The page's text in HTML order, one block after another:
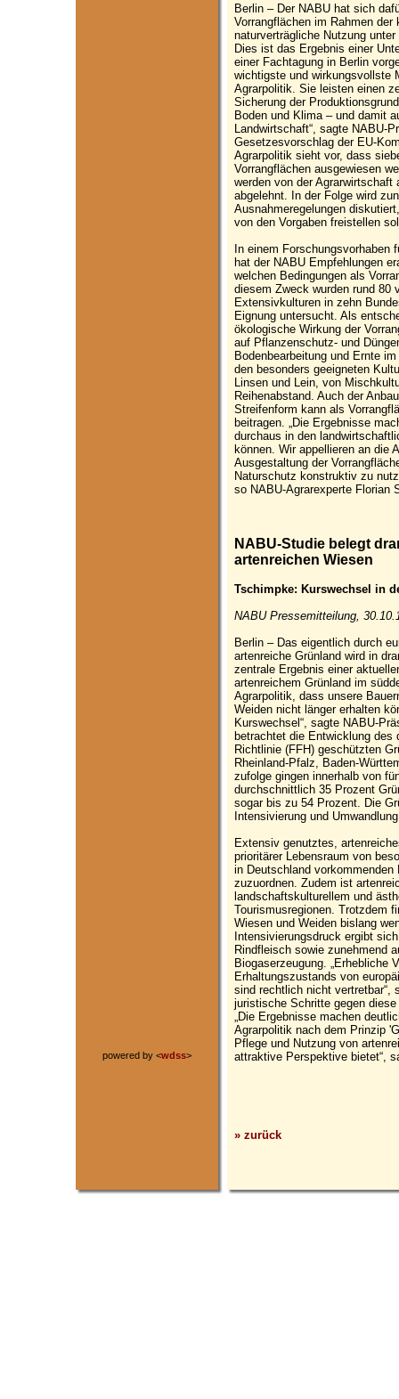
powered by <wdss>
Berlin – Der NABU hat sich
Vorrangflächen im Rahmen
naturverträgliche Nutzung
Dies ist das Ergebnis einer
einer Fachtagung in Berlin
wichtigste und wirkungsvollste
Agrarpolitik. Sie leisten einen
Sicherung der
Boden und Klima – und damit
Landwirtschaft“, sagte NABU-
Gesetzesvorschlag der EU-
Agrarpolitik sieht vor, dass
Vorrangflächen ausgewiesen
werden von der Agrarwirtschaft
abgelehnt. In der Folge wird
Ausnahmeregelungen
von den Vorgaben freistellen
In einem Forschungsvorhaben
hat der NABU Empfehlungen
welchen Bedingungen als
diesem Zweck wurden rund 80
Extensivkulturen in zehn
Eignung untersucht. Als
ökologische Wirkung der
auf Pflanzenschutz- und
Bodenbearbeitung und Ernte
den besonders geeigneten
Linsen und Lein, von
Reihenabstand. Auch der
Streifenform kann als
beitragen. „Die Ergebnisse
durchaus in den
können. Wir appellieren an die
Ausgestaltung der
Naturschutz konstruktiv zu
so NABU-Agrarexperte Florian
NABU-Studie belegt
artenreichen Wiesen
Tschimpke: Kurswechsel in
NABU Pressemitteilung,
Berlin – Das eigentlich durch
artenreiche Grünland wird in
zentrale Ergebnis einer
artenreichem Grünland im
Agrarpolitik, dass unsere
Weiden nicht länger erhalten
Kurswechsel“, sagte NABU-
betrachtet die Entwicklung des
Richtlinie (FFH) geschützten
Rheinland-Pfalz, Baden-
zufolge gingen innerhalb von
durchschnittlich 35 Prozent
sogar bis zu 54 Prozent. Die
Intensivierung und
Extensiv genutztes,
prioritärer Lebensraum von
in Deutschland
zuzuordnen. Zudem ist
landschaftskulturellem und
Tourismusregionen. Trotzdem
Wiesen und Weiden bislang
Intensivierungsdruck ergibt
Rindfleisch sowie zunehmend
Biogaserzeugung. „Erhebliche
Erhaltungszustands von
sind rechtlich nicht vertretbar“,
juristische Schritte gegen
„Die Ergebnisse machen
Agrarpolitik nach dem Prinzip
Pflege und Nutzung von
attraktive Perspektive bietet“,
» zurück